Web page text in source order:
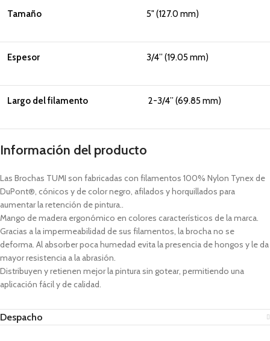
Tamaño 5" (127.0 mm)
Espesor 3/4” (19.05 mm)
Largo del filamento 2-3/4” (69.85 mm)
Información del producto
Las Brochas TUMI son fabricadas con filamentos 100% Nylon Tynex de
DuPont®, cónicos y de color negro, afilados y horquillados para
aumentar la retención de pintura..
Mango de madera ergonómico en colores característicos de la marca.
Gracias a la impermeabilidad de sus filamentos, la brocha no se
deforma. Al absorber poca humedad evita la presencia de hongos y le da
mayor resistencia a la abrasión.
Distribuyen y retienen mejor la pintura sin gotear, permitiendo una
aplicación fácil y de calidad.
Despacho